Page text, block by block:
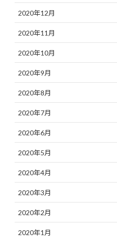
2020年12月
2020年11月
2020年10月
2020年9月
2020年8月
2020年7月
2020年6月
2020年5月
2020年4月
2020年3月
2020年2月
2020年1月